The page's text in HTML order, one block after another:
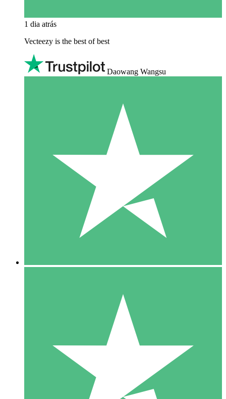
1 dia atrás
Vecteezy is the best of best
Daowang Wangsu